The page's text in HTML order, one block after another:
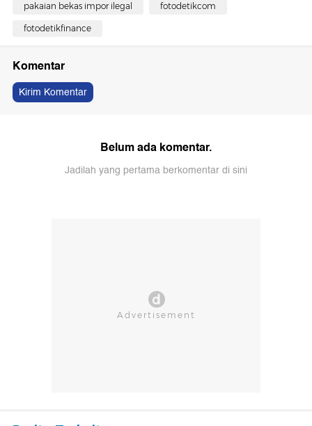
pakaian bekas impor ilegal fotodetikcom
fotodetikfinance
Komentar
Kirim Komentar
Belum ada komentar.
Jadilah yang pertama berkomentar di sini